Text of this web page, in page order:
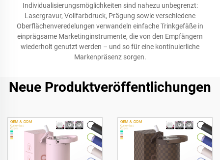
Individualisierungsmöglichkeiten sind nahezu unbegrenzt:
Lasergravur, Vollfarbdruck, Prägung sowie verschiedene
Oberflächenveredelungen verwandeln einfache Trinkgefäße in
einprägsame Marketinginstrumente, die von den Empfängern
wiederholt genutzt werden – und so für eine kontinuierliche
Markenpräsenz sorgen.
Neue Produktveröffentlichungen